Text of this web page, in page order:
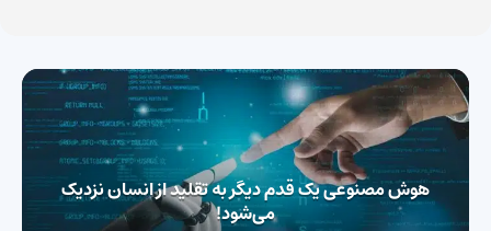
هوش مصنوعی یک قدم دیگر به تقلید از انسان نزدیک
می‎‌شود!